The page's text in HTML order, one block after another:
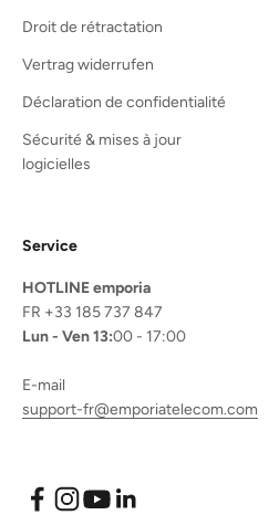
Droit de rétractation
Vertrag widerrufen
Déclaration de confidentialité
Sécurité & mises à jour
logicielles
Service
HOTLINE emporia
FR +33 185 737 847
Lun - Ven 13:00 - 17:00
E-mail
support-fr@emporiatelecom.com